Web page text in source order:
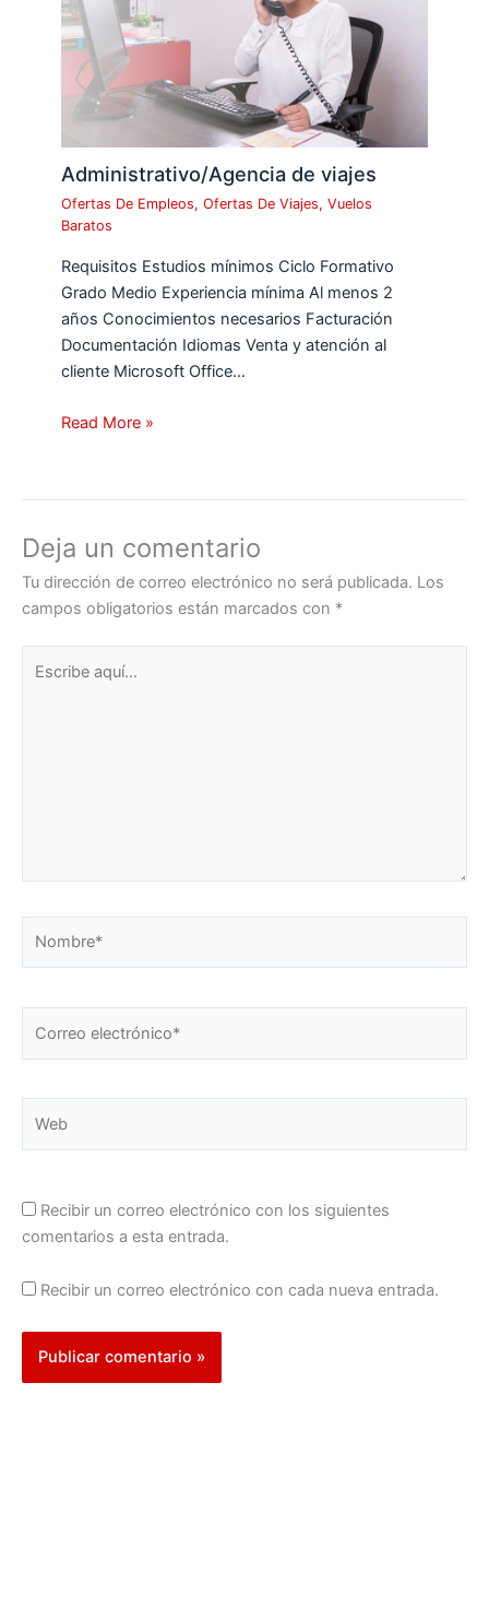
Administrativo/Agencia de viajes
Ofertas De Empleos,Ofertas De Viajes,Vuelos
Baratos
Requisitos Estudios mínimos Ciclo Formativo
Grado Medio Experiencia mínima Al menos 2
años Conocimientos necesarios Facturación
Documentación Idiomas Venta y atención al
cliente Microsoft Office…
Read More »
Deja un comentario
Tu dirección de correo electrónico no será publicada. Los
campos obligatorios están marcados con *
aquí...
electrónico*
Recibir un correo electrónico con los siguientes
comentarios a esta entrada.
Recibir un correo electrónico con cada nueva entrada.